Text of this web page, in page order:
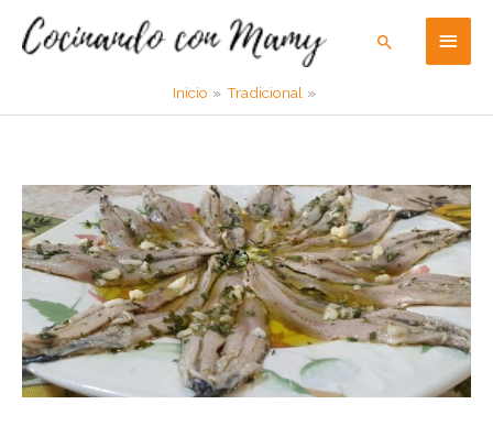
Buscar
Inicio Tradicional